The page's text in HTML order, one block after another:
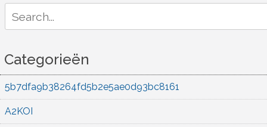
for:
Categorieën
5b7dfa9b38264fd5b2e5ae0d93bc8161
A2KOI